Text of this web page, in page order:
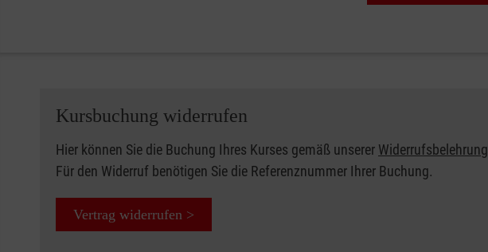
Kursbuchung widerrufen
Hier können Sie die Buchung Ihres Kurses gemäß unserer Widerrufsbelehrung
Für den Widerruf benötigen Sie die Referenznummer Ihrer Buchung.
Vertrag widerrufen >